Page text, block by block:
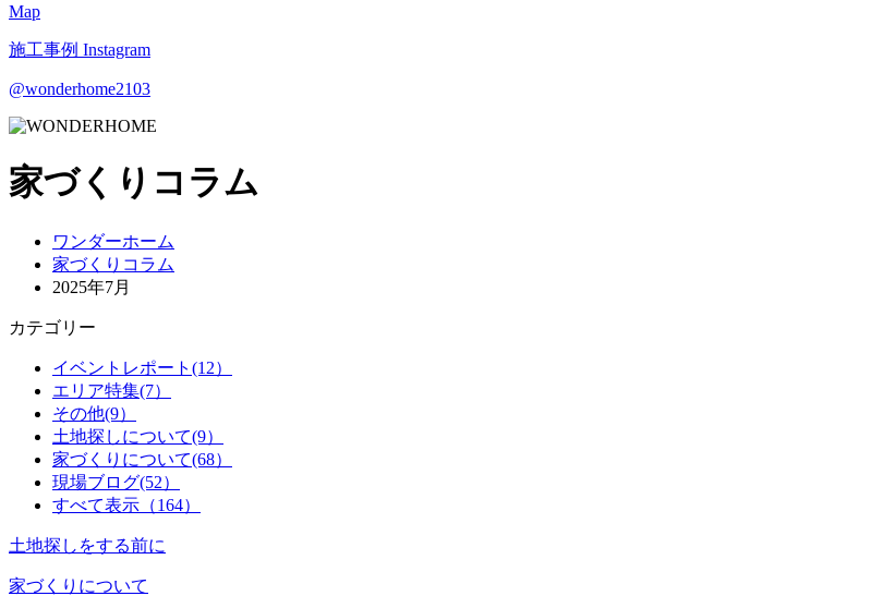
Map
施工事例 Instagram
@wonderhome2103
家づくりコラム
ワンダーホーム
家づくりコラム
2025年7月
カテゴリー
イベントレポート(12）
エリア特集(7）
その他(9）
土地探しについて(9）
家づくりについて(68）
現場ブログ(52）
すべて表示（164）
土地探しをする前に
家づくりについて